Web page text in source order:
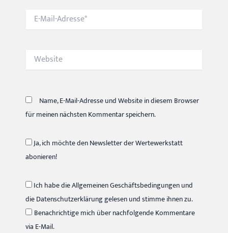
Mail-
Website
Name, E-Mail-Adresse und Website in diesem Browser
für meinen nächsten Kommentar speichern.
Ja, ich möchte den Newsletter der Wertewerkstatt
abonieren!
Ich habe die Allgemeinen Geschäftsbedingungen und
die Datenschutzerklärung gelesen und stimme ihnen zu.
Benachrichtige mich über nachfolgende Kommentare
via E-Mail.